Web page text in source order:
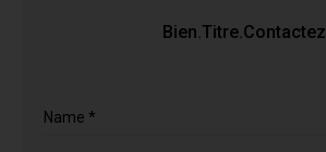
Bien.Titre.Contactez
Name *